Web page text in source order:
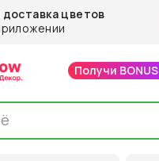
цветов
Получи BONUS